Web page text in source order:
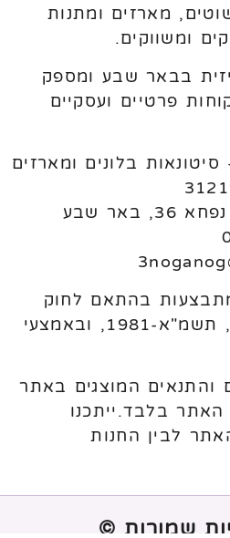
מארזים ומתנות
ומשווקים.
בבאר שבע ומספק
פרטיים ועסקיים
בלונים ומארזים
שבע
בהתאם לחוק
הגנת הצרכן בישראל, תשמ"א-1981, ובאמצעי
והתנאים המוצגים באתר
בלבד.ייתכנו
לבין החנות
שמורות ©